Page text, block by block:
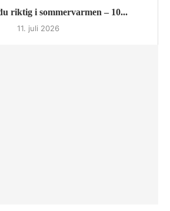
riktig i sommervarmen – 10...
11. juli 2026